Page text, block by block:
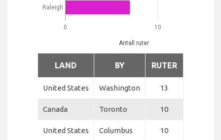
0 10
Antall ruter
Raleigh
LAND BY RUTER
United States Washington 13
Canada Toronto 10
United States Columbus 10